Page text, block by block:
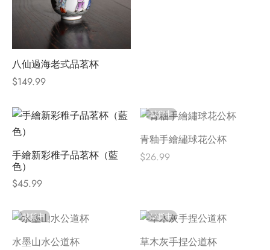
八仙過海老式品茗杯
$149.99
手繪新彩稚子品茗杯（藍
色）
$45.99
缺貨中
青釉手繪繡球花公杯
$26.99
缺貨中
水墨山水公道杯
缺貨中
草木灰手捏公道杯